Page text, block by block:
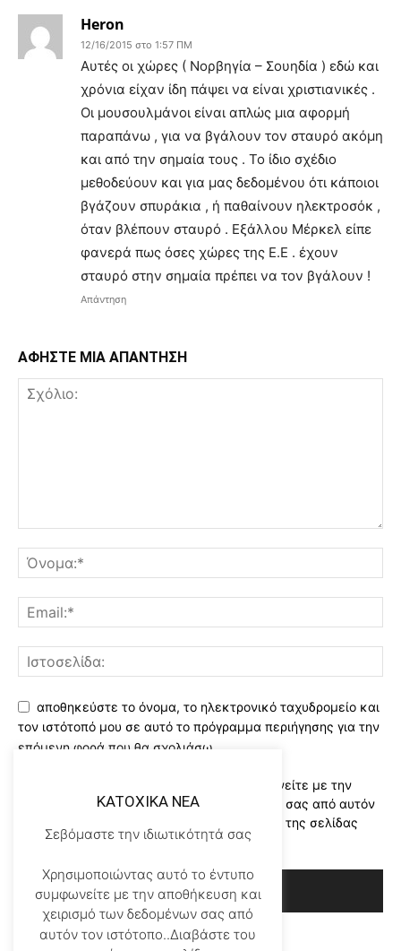
Heron
12/16/2015 στο 1:57 ΠΜ
Αυτές οι χώρες ( Νορβηγία – Σουηδία ) εδώ και
χρόνια είχαν ίδη πάψει να είναι χριστιανικές .
Οι μουσουλμάνοι είναι απλώς μια αφορμή
παραπάνω , για να βγάλουν τον σταυρό ακόμη
και από την σημαία τους . Το ίδιο σχέδιο
μεθοδεύουν και για μας δεδομένου ότι κάποιοι
βγάζουν σπυράκια , ή παθαίνουν ηλεκτροσόκ ,
όταν βλέπουν σταυρό . Εξάλλου Μέρκελ είπε
φανερά πως όσες χώρες της Ε.Ε . έχουν
σταυρό στην σημαία πρέπει να τον βγάλουν !
Απάντηση
ΑΦΗΣΤΕ ΜΙΑ ΑΠΑΝΤΗΣΗ
αποθηκεύστε το όνομα, το ηλεκτρονικό ταχυδρομείο και
τον ιστότοπό μου σε αυτό το πρόγραμμα περιήγησης για την
επόμενη φορά που θα σχολιάσω.
Χρησιμοποιώντας αυτό το έντυπο συμφωνείτε με την
αποθήκευση και χειρισμό των δεδομένων σας από αυτόν
τον ιστότοπο..Διαβάστε του ορους χρήσης της σελίδας
μας*
KATOXIKA NEA
Σεβόμαστε την ιδιωτικότητά σας
Χρησιμοποιώντας αυτό το έντυπο
συμφωνείτε με την αποθήκευση και
χειρισμό των δεδομένων σας από
αυτόν τον ιστότοπο..Διαβάστε του